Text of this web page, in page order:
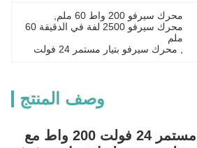
محرك سيرفو 200 واط 60 ملم
ملم
محرك سيرفو بتيار مستمر 24 فولت
وصف المنتج
محرك سيرفو تيار مستمر 24 فولت 200 واط مع